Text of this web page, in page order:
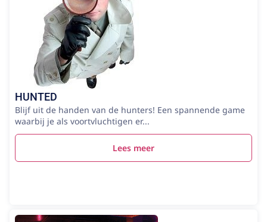
HUNTED
Blijf uit de handen van de hunters! Een spannende game
waarbij je als voortvluchtigen er...
Lees meer